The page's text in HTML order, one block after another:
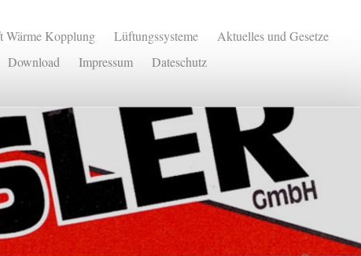
Wärme Kopplung Lüftungssysteme
Aktuelles und Gesetze
Download Impressum Dateschutz